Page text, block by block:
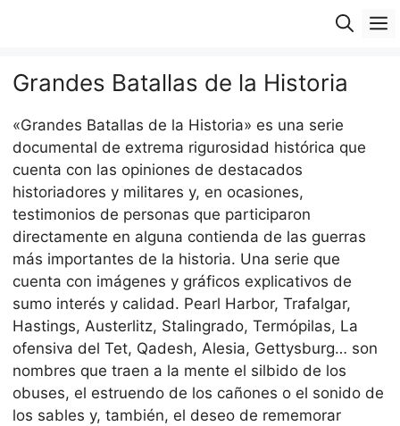
Grandes Batallas de la Historia
«Grandes Batallas de la Historia» es una serie
documental de extrema rigurosidad histórica que
cuenta con las opiniones de destacados
historiadores y militares y, en ocasiones,
testimonios de personas que participaron
directamente en alguna contienda de las guerras
más importantes de la historia. Una serie que
cuenta con imágenes y gráficos explicativos de
sumo interés y calidad. Pearl Harbor, Trafalgar,
Hastings, Austerlitz, Stalingrado, Termópilas, La
ofensiva del Tet, Qadesh, Alesia, Gettysburg… son
nombres que traen a la mente el silbido de los
obuses, el estruendo de los cañones o el sonido de
los sables y, también, el deseo de rememorar